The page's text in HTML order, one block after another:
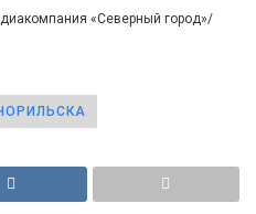
«Северный город»/